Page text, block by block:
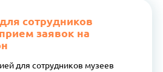
сотрудников
заявок на
для сотрудников музеев